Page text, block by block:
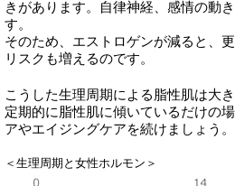
きがあります。自律神経、感情の動
す。
そのため、エストロゲンが減ると、
リスクも増えるのです。
こうした生理周期による脂性肌は大
定期的に脂性肌に傾いているだけの
アやエイジングケアを続けましょう。
＜生理周期と女性ホルモン＞